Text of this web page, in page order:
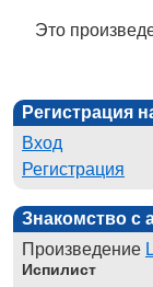
Это
Регистрация
Вход
Регистрация
Знакомство с
Произведение
Испилист